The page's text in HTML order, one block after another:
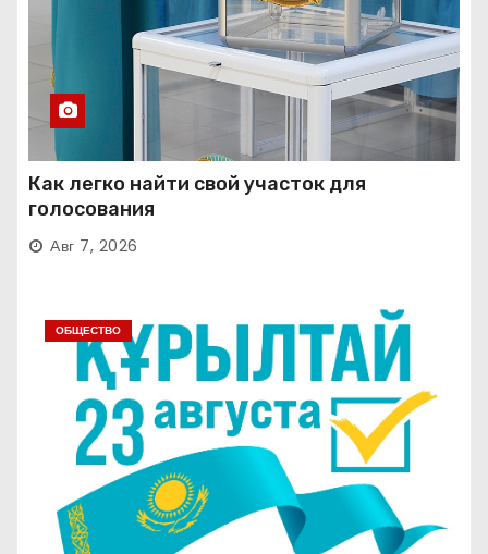
Как легко найти свой участок для
голосования
Авг 7, 2026
ОБЩЕСТВО